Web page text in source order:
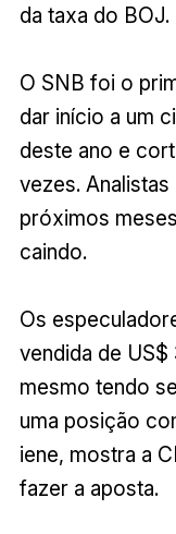
da taxa do BOJ.
O SNB foi o
dar início a um
deste ano e
vezes.
próximos
caindo.
Os
vendida de
mesmo tendo
uma posição
iene, mostra a
fazer a aposta.